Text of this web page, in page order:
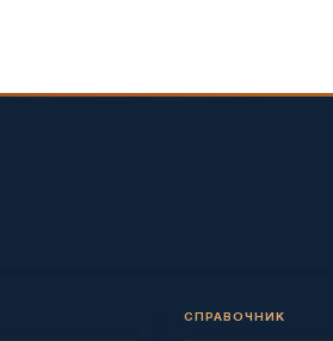
СПРАВОЧНИК